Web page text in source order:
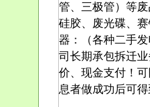
管、三极管）等
硅胶、废光碟、赛
器：（各种二手
司长期承包拆迁
价、现金支付！
息者做成功后可